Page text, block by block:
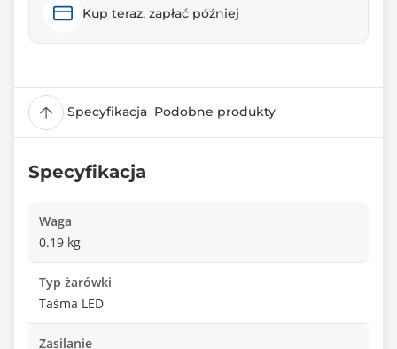
Kup teraz, zapłać później
Specyfikacja Podobne produkty
Specyfikacja
Waga
0.19 kg
Typ żarówki
Taśma LED
Zasilanie